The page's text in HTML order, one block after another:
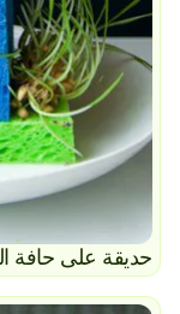
حديقة على حافة